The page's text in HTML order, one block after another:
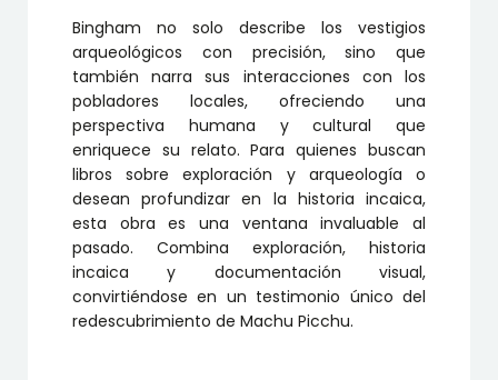
Bingham no solo describe los vestigios
arqueológicos con precisión, sino que
también narra sus interacciones con los
pobladores locales, ofreciendo una
perspectiva humana y cultural que
enriquece su relato. Para quienes buscan
libros sobre exploración y arqueología o
desean profundizar en la historia incaica,
esta obra es una ventana invaluable al
pasado. Combina exploración, historia
incaica y documentación visual,
convirtiéndose en un testimonio único del
redescubrimiento de Machu Picchu.